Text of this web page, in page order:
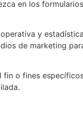
en los
y
de marketing
fin o fines